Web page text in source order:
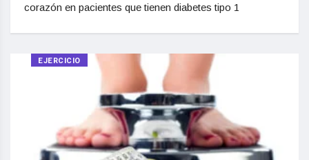
corazón en pacientes que tienen diabetes tipo 1
EJERCICIO